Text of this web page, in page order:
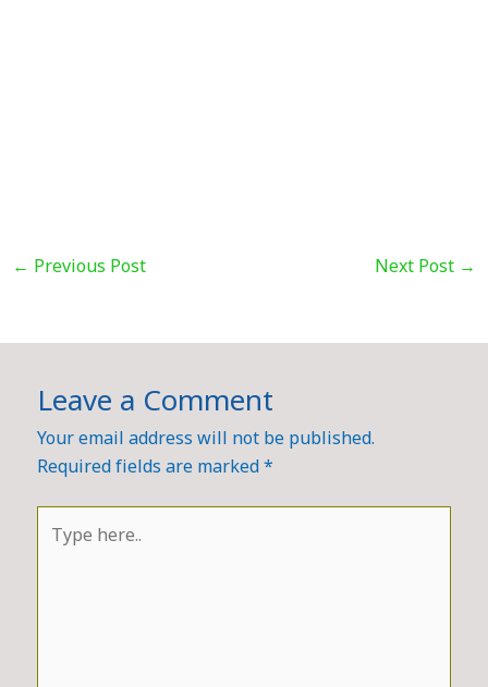
← Previous Post Next Post →
Leave a Comment
Your email address will not be published.
Required fields are marked*
here..